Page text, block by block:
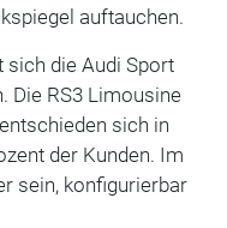
auftauchen.
sich die Audi Sport
Die RS3 Limousine
sich in
der Kunden. Im
sein, konfigurierbar